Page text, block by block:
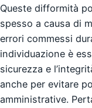
Queste difformità
spesso a causa di
errori commessi
individuazione è
sicurezza e
anche per evitare
amministrative.